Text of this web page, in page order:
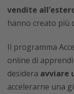
vendite
hanno creato più
Il programma
online di
desidera avviare
accelerarne una